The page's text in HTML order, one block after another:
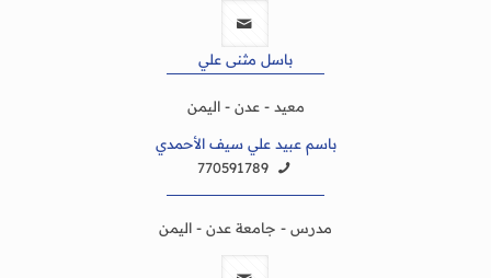
باسل مثنى علي
معيد - عدن - اليمن
باسم عبيد علي سيف الأحمدي
770591789
مدرس - جامعة عدن - اليمن